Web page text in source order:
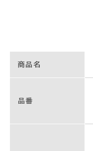
商品名
品番